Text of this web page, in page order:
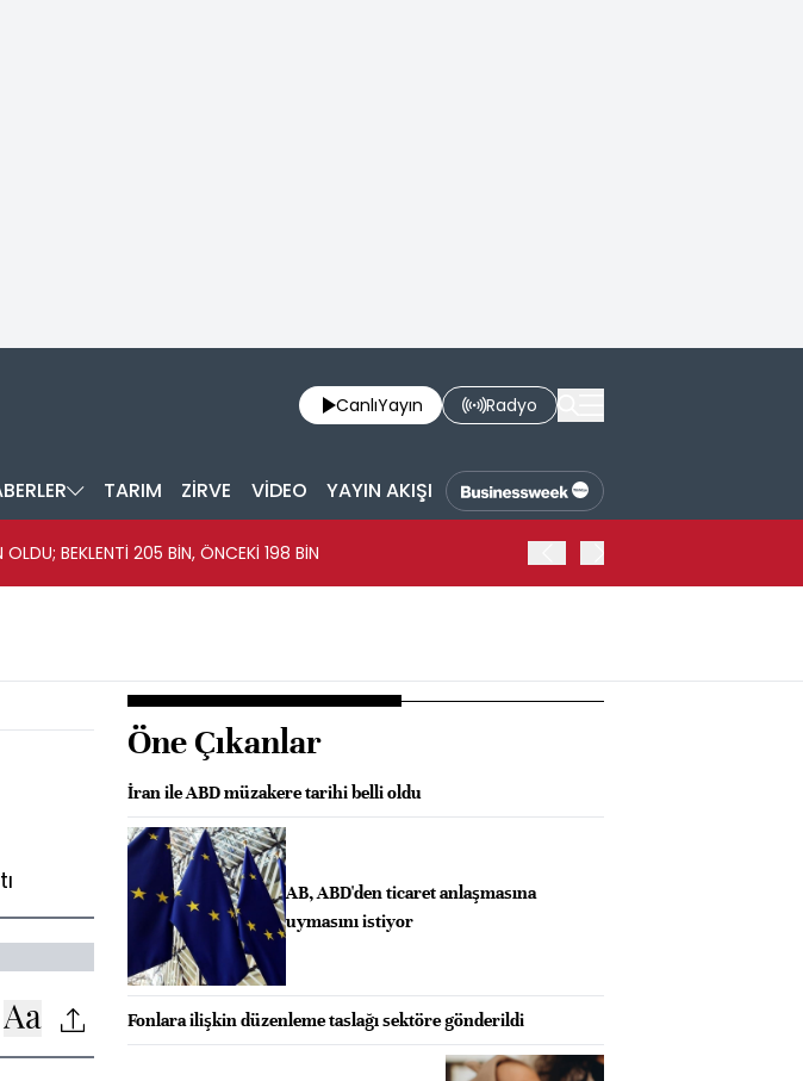
CanlıYayın Radyo
TARIM ZİRVE VİDEO YAYIN AKIŞI
BEKLENTİ 205 BİN, ÖNCEKİ 198 BİN
Öne Çıkanlar
İran ile ABD müzakere tarihi belli oldu
AB, ABD'den ticaret anlaşmasına
uymasını istiyor
Fonlara ilişkin düzenleme taslağı sektöre gönderildi